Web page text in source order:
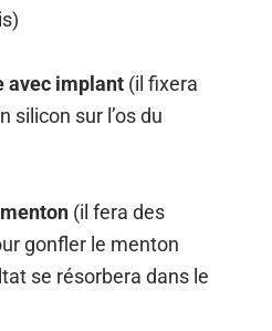
avec implant (il fixera
silicon sur l’os du
(il fera des
gonfler le menton
se résorbera dans le